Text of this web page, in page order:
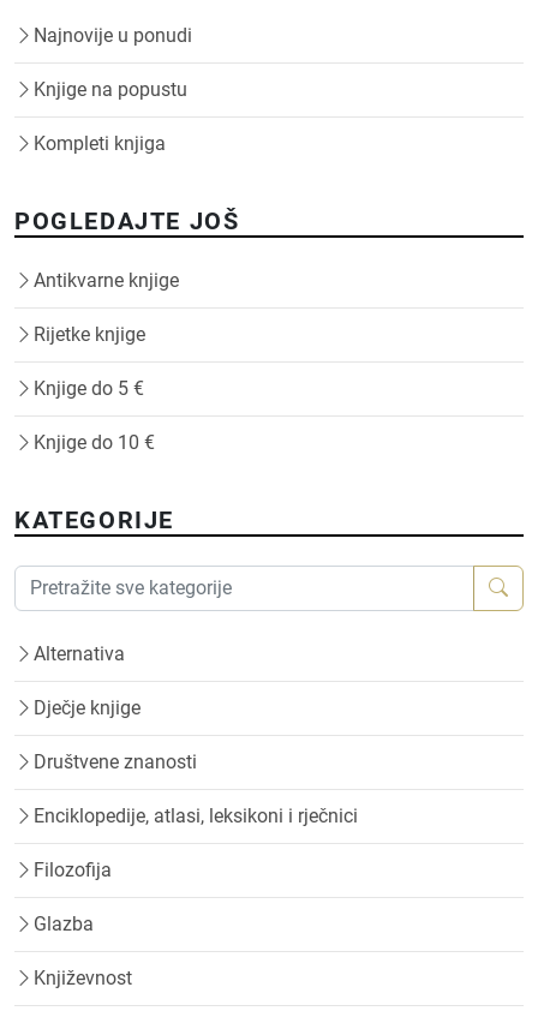
Najnovije u ponudi
Knjige na popustu
Kompleti knjiga
POGLEDAJTE JOŠ
Antikvarne knjige
Rijetke knjige
Knjige do 5 €
Knjige do 10 €
KATEGORIJE
Alternativa
Dječje knjige
Društvene znanosti
Enciklopedije, atlasi, leksikoni i rječnici
Filozofija
Glazba
Književnost